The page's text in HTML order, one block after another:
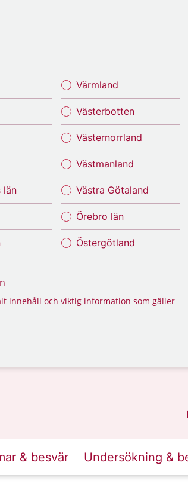
län
Värmland
Västerbotten
Västernorrland
Västmanland
Västra Götaland
Örebro län
Östergötland
innehåll och viktig information som gäller
& besvär Undersökning &